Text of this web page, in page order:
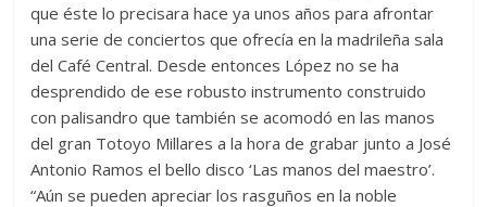
que éste lo precisara hace ya unos años para afrontar
una serie de conciertos que ofrecía en la madrileña sala
del Café Central. Desde entonces López no se ha
desprendido de ese robusto instrumento construido
con palisandro que también se acomodó en las manos
del gran Totoyo Millares a la hora de grabar junto a José
Antonio Ramos el bello disco ‘Las manos del maestro’.
“Aún se pueden apreciar los rasguños en la noble